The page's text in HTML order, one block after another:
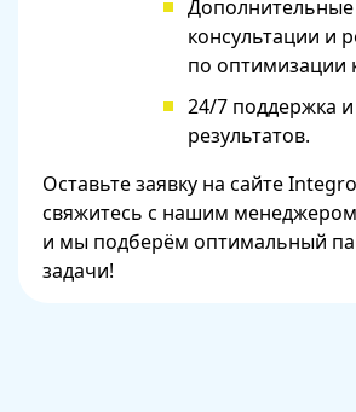
Дополнительные
консультации и
по оптимизации
24/7 поддержка
результатов.
Оставьте заявку на сайте
свяжитесь с нашим
и мы подберём оптимальный
задачи!